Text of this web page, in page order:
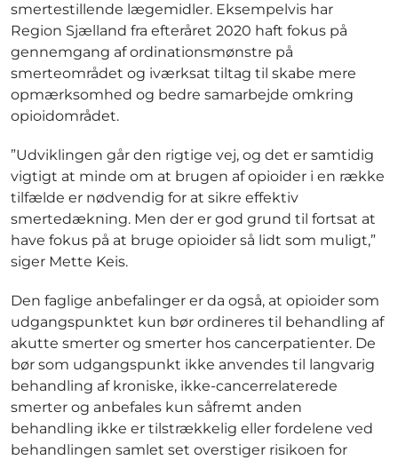
smertestillende lægemidler. Eksempelvis har
Region Sjælland fra efteråret 2020 haft fokus på
gennemgang af ordinationsmønstre på
smerteområdet og iværksat tiltag til skabe mere
opmærksomhed og bedre samarbejde omkring
opioidområdet.
”Udviklingen går den rigtige vej, og det er samtidig
vigtigt at minde om at brugen af opioider i en række
tilfælde er nødvendig for at sikre effektiv
smertedækning. Men der er god grund til fortsat at
have fokus på at bruge opioider så lidt som muligt,”
siger Mette Keis.
Den faglige anbefalinger er da også, at opioider som
udgangspunktet kun bør ordineres til behandling af
akutte smerter og smerter hos cancerpatienter. De
bør som udgangspunkt ikke anvendes til langvarig
behandling af kroniske, ikke-cancerrelaterede
smerter og anbefales kun såfremt anden
behandling ikke er tilstrækkelig eller fordelene ved
behandlingen samlet set overstiger risikoen for